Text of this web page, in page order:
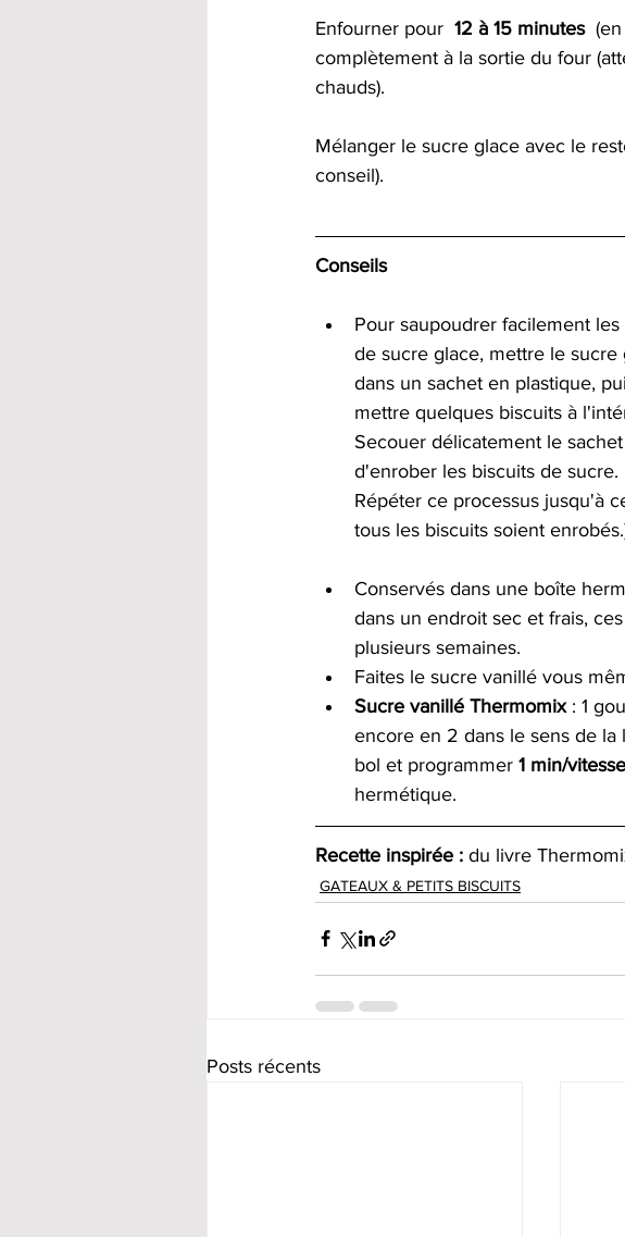
Enfourner pour 12 à 15 minutes
complètement à la sortie du four
chauds).
Mélanger le sucre glace avec le
conseil).
Conseils
Pour saupoudrer facilement les
de sucre glace, mettre le sucre
dans un sachet en plastique,
mettre quelques biscuits à
Secouer délicatement le
d'enrober les biscuits de sucre.
Répéter ce processus jusqu'à
tous les biscuits soient
Conservés dans une boîte
dans un endroit sec et frais,
plusieurs semaines.
Faites le sucre vanillé vous
Sucre vanillé Thermomix : 1
encore en 2 dans le sens de
bol et programmer 1 min/
hermétique.
Recette inspirée : du livre
GATEAUX & PETITS BISCUITS
Posts récents